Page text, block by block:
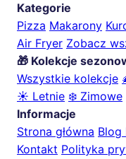
Kategorie
Pizza Makarony
Air Fryer Zobacz
🎁 Kolekcje
Wszystkie kolekcje
☀️ Letnie ❄️ Zimowe
Informacje
Strona główna Blog
Kontakt Polityka